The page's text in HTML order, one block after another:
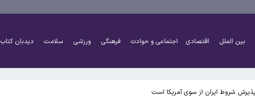
بین الملل اقتصادی اجتماعی و حوادث فرهنگی ورزشی سلامت دیدبان کتاب
شد
پای بیگانگان دارد به منطقه خزر باز می‌شود
شروط ایران از سوی آمریکا است